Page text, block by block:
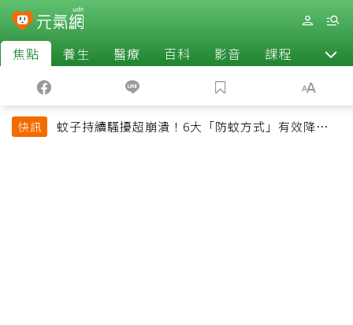
焦點 養生 醫療 百科 影音 課程 退休
快訊
蚊子持續騷擾超崩潰！6大「防蚊方式」有效降低被